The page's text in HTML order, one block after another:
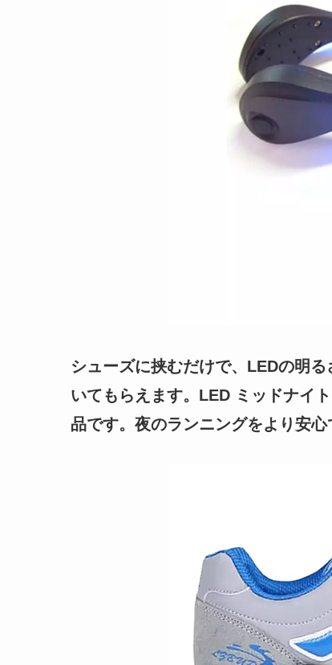
シューズに挟むだけで、LEDの明
いてもらえます。LED ミッドナイ
品です。夜のランニングをより安